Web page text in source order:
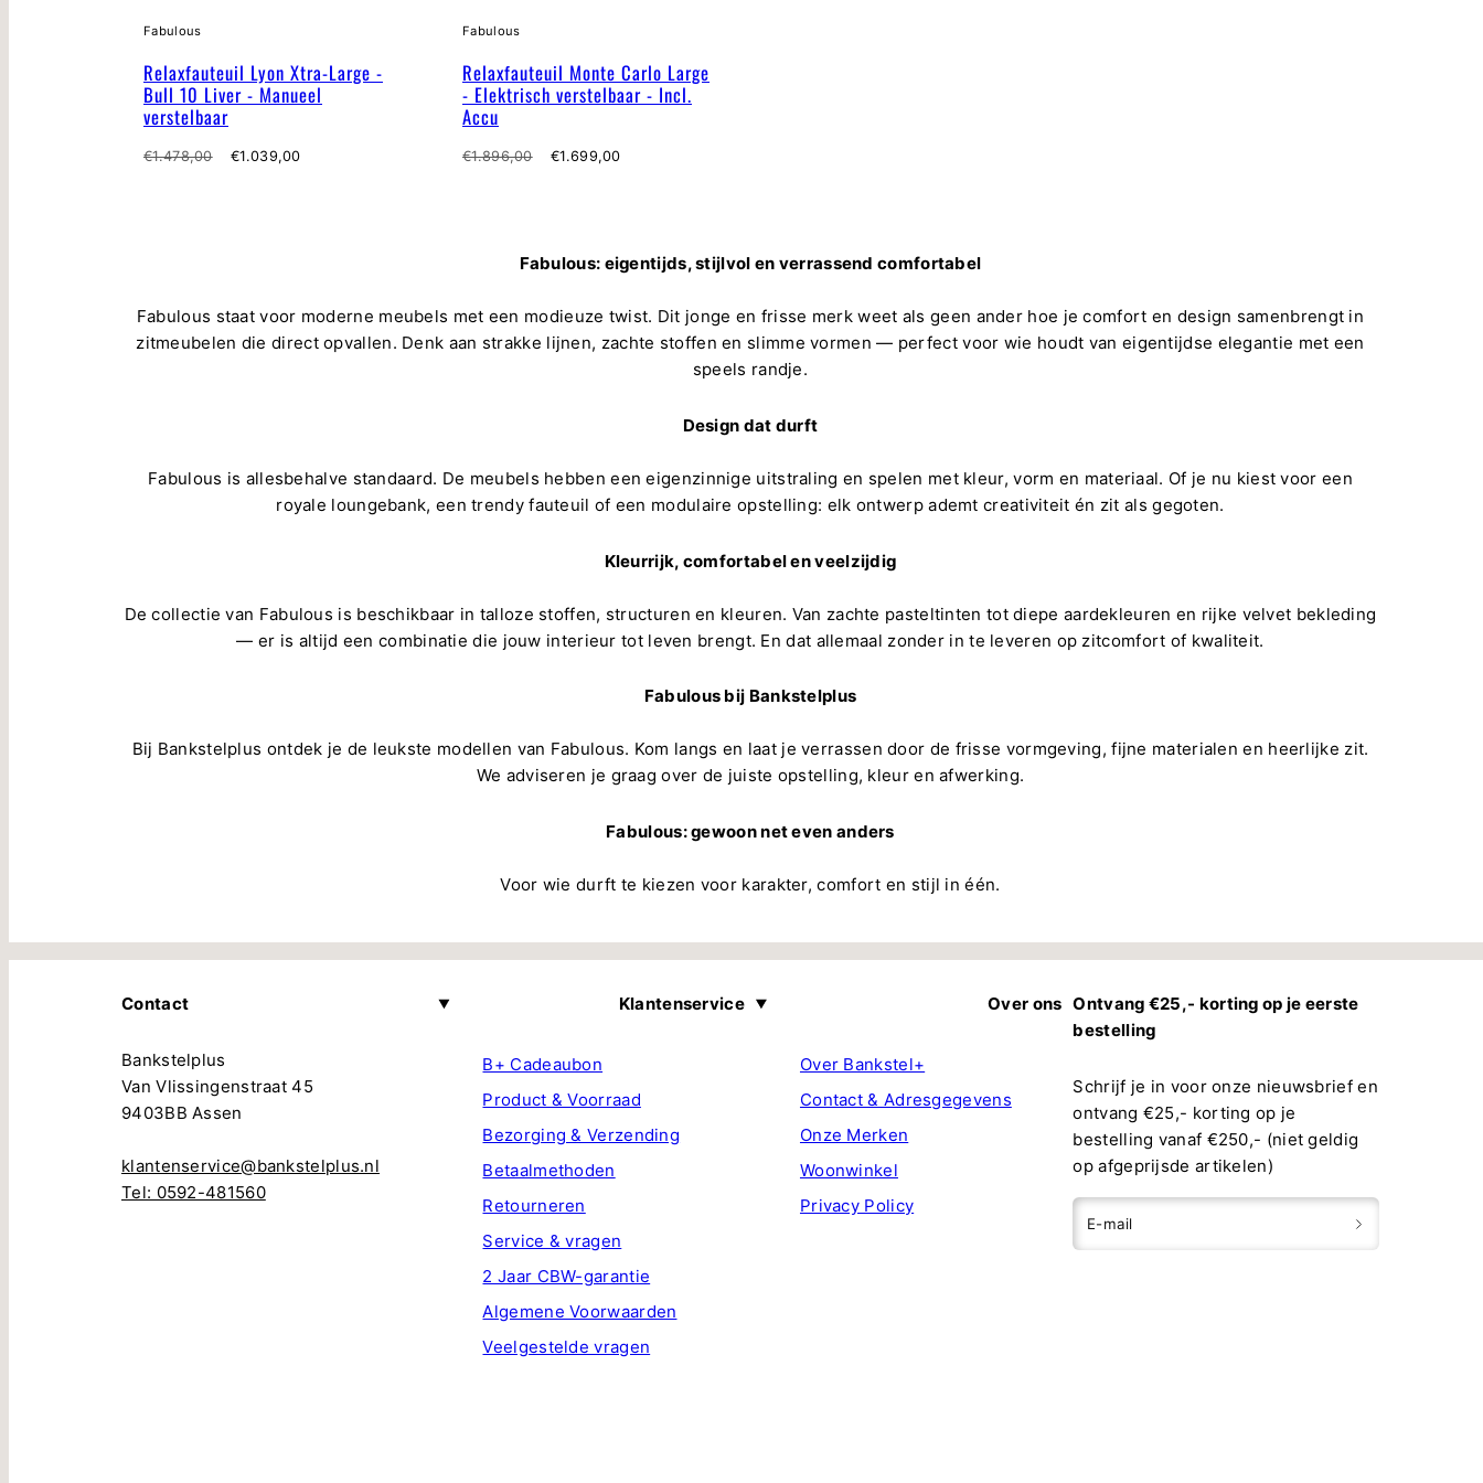
Fabulous
Relaxfauteuil Lyon Xtra-Large -
Bull 10 Liver - Manueel
verstelbaar
Normale
€1.478,00 Verkoopprijs
€1.039,00
Fabulous
Relaxfauteuil Monte Carlo Large
- Elektrisch verstelbaar - Incl.
Accu
Normale
€1.896,00 Verkoopprijs
€1.699,00
Fabulous: eigentijds, stijlvol en verrassend comfortabel
Fabulous staat voor moderne meubels met een modieuze twist. Dit jonge en frisse merk weet als geen ander hoe je comfort en design samenbrengt in
zitmeubelen die direct opvallen. Denk aan strakke lijnen, zachte stoffen en slimme vormen — perfect voor wie houdt van eigentijdse elegantie met een
speels randje.
Design dat durft
Fabulous is allesbehalve standaard. De meubels hebben een eigenzinnige uitstraling en spelen met kleur, vorm en materiaal. Of je nu kiest voor een
royale loungebank, een trendy fauteuil of een modulaire opstelling: elk ontwerp ademt creativiteit én zit als gegoten.
Kleurrijk, comfortabel en veelzijdig
De collectie van Fabulous is beschikbaar in talloze stoffen, structuren en kleuren. Van zachte pasteltinten tot diepe aardekleuren en rijke velvet bekleding
— er is altijd een combinatie die jouw interieur tot leven brengt. En dat allemaal zonder in te leveren op zitcomfort of kwaliteit.
Fabulous bij Bankstelplus
Bij Bankstelplus ontdek je de leukste modellen van Fabulous. Kom langs en laat je verrassen door de frisse vormgeving, fijne materialen en heerlijke zit.
We adviseren je graag over de juiste opstelling, kleur en afwerking.
Fabulous: gewoon net even anders
Voor wie durft te kiezen voor karakter, comfort en stijl in één.
Contact
Bankstelplus
Van Vlissingenstraat 45
9403BB Assen
klantenservice@bankstelplus.nl
Tel: 0592-481560
Klantenservice
B+ Cadeaubon
Product & Voorraad
Bezorging & Verzending
Betaalmethoden
Retourneren
Service & vragen
2 Jaar CBW-garantie
Algemene Voorwaarden
Veelgestelde vragen
Over ons
Over Bankstel+
Contact & Adresgegevens
Onze Merken
Woonwinkel
Privacy Policy
Ontvang €25,- korting op je eerste
bestelling
Schrijf je in voor onze nieuwsbrief en
ontvang €25,- korting op je
bestelling vanaf €250,- (niet geldig
op afgeprijsde artikelen)
E-mail